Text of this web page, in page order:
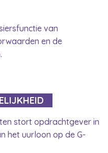
van
en de
stort opdrachtgever in
het uurloon op de G-